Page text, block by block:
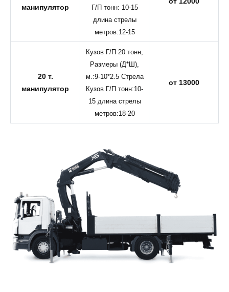
манипулятор
Г/П тонн: 10-15
длина стрелы
метров:12-15
20 т.
манипулятор
Кузов Г/П 20 тонн,
Размеры (Д*Ш),
м.:9-10*2.5 Стрела
Кузов Г/П тонн:10-
15 длина стрелы
метров:18-20
от 13000